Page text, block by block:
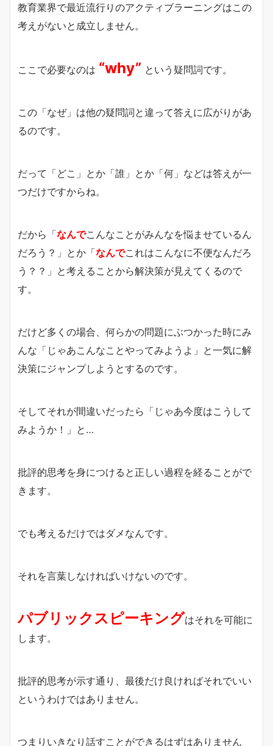
教育業界で最近流行りのアクティブラーニングはこの
考えがないと成立しません。
ここで必要なのは “why” という疑問詞です。
この「なぜ」は他の疑問詞と違って答えに広がりがあ
るのです。
だって「どこ」とか「誰」とか「何」などは答えが一
つだけですからね。
だから「なんでこんなことがみんなを悩ませているん
だろう？」とか「なんでこれはこんなに不便なんだろ
う？？」と考えることから解決策が見えてくるので
す。
だけど多くの場合、何らかの問題にぶつかった時にみ
んな「じゃあこんなことやってみようよ」と一気に解
決策にジャンプしようとするのです。
そしてそれが間違いだったら「じゃあ今度はこうして
みようか！」と…
批評的思考を身につけると正しい過程を経ることがで
きます。
でも考えるだけではダメなんです。
それを言葉しなければいけないのです。
パブリックスピーキングはそれを可能に
します。
批評的思考が示す通り、最後だけ良ければそれでいい
というわけではありません。
つまりいきなり話すことができるはずはありません